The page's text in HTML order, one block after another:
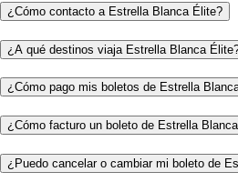
¿Cómo contacto a Estrella Blanca Élite?
¿A qué destinos viaja Estrella Blanca
¿Cómo pago mis boletos de Estrella
¿Cómo facturo un boleto de Estrella
¿Puedo cancelar o cambiar mi boleto de